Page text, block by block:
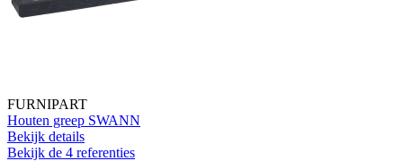
FURNIPART
Houten greep SWANN
Bekijk details
Bekijk de 4 referenties